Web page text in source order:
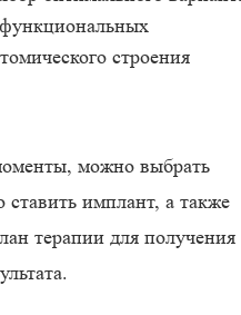
строения
можно выбрать
имплант, а также
терапии для получения